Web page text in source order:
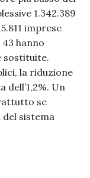
1.342.389
imprese
hanno
sostituite.
la riduzione
dell’1,2%. Un
se
sistema